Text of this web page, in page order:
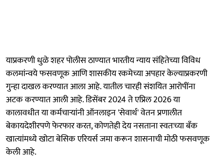
याप्रकरणी धुळे शहर पोलीस ठाण्यात भारतीय न्याय संहितेच्या विविध
कलमांन्वये फसवणूक आणि शासकीय रकमेच्या अपहार केल्याप्रकरणी
गुन्हा दाखल करण्यात आला आहे. यातील चारही संशयित आरोपींना
अटक करण्यात आली आहे. डिसेंबर 2024 ते एप्रिल 2026 या
कालावधीत या कर्मचाऱ्यांनी ऑनलाइन 'सेवार्थ' वेतन प्रणालीत
बेकायदेशीरपणे फेरफार करत, कोणतेही देय नसताना स्वतःच्या बँक
खात्यांमध्ये खोटा बेसिक एरियर्स जमा करून शासनाची मोठी फसवणूक
केली आहे.